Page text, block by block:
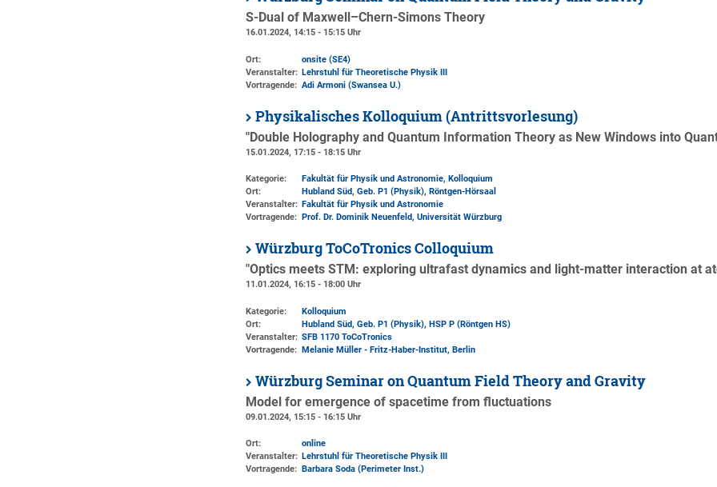
S-Dual of Maxwell–Chern-Simons Theory
16.01.2024, 14:15 - 15:15 Uhr
Ort:
onsite (SE4)
Veranstalter: Lehrstuhl für Theoretische Physik III
Vortragende: Adi Armoni (Swansea U.)
Physikalisches Kolloquium (Antrittsvorlesung)
"Double Holography and Quantum Information Theory as New Windows into
15.01.2024, 17:15 - 18:15 Uhr
Kategorie:
Fakultät für Physik und Astronomie, Kolloquium
Ort:
Hubland Süd, Geb. P1 (Physik), Röntgen-Hörsaal
Veranstalter: Fakultät für Physik und Astronomie
Vortragende:
Prof. Dr. Dominik Neuenfeld, Universität Würzburg
Würzburg ToCoTronics Colloquium
"Optics meets STM: exploring ultrafast dynamics and light-matter interaction at
11.01.2024, 16:15 - 18:00 Uhr
Kategorie:
Kolloquium
Ort:
Hubland Süd, Geb. P1 (Physik), HSP P (Röntgen HS)
Veranstalter: SFB 1170 ToCoTronics
Vortragende: Melanie Müller - Fritz-Haber-Institut, Berlin
Würzburg Seminar on Quantum Field Theory and Gravity
Model for emergence of spacetime from fluctuations
09.01.2024, 15:15 - 16:15 Uhr
Ort:
online
Veranstalter: Lehrstuhl für Theoretische Physik III
Vortragende:
Barbara Soda (Perimeter Inst.)